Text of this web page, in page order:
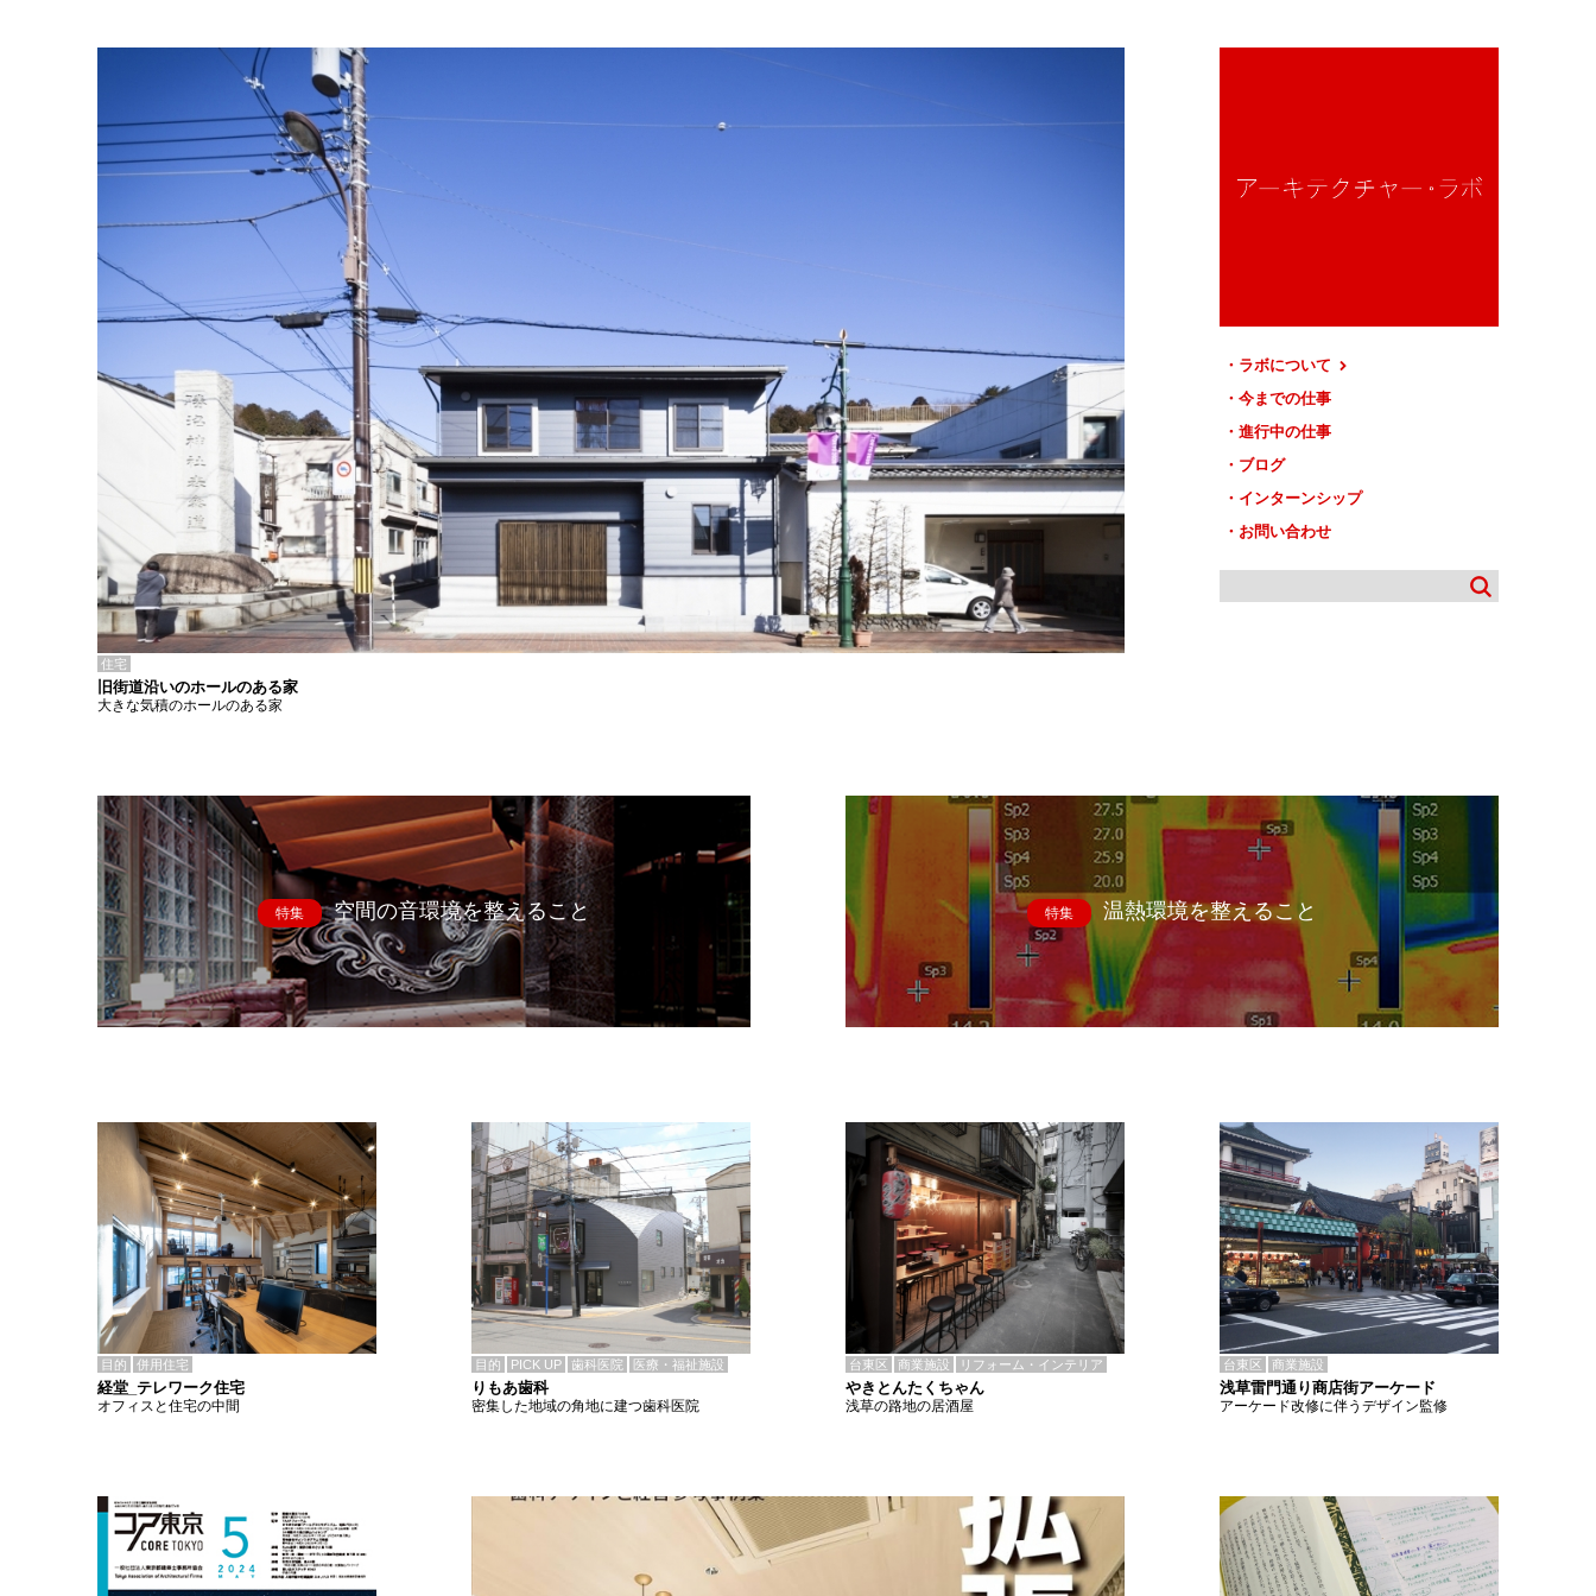
ラボについて
今までの仕事
進行中の仕事
ブログ
インターンシップ
お問い合わせ
住宅
旧街道沿いのホールのある家
大きな気積のホールのある家
特集 空間の音環境を整えること 特集 温熱環境を整えること
目的 併用住宅
経堂_テレワーク住宅
オフィスと住宅の中間
目的 PICK UP 歯科医院 医療・福祉施設
りもあ歯科
密集した地域の角地に建つ歯科医院
台東区 商業施設 リフォーム・インテリア
やきとんたくちゃん
浅草の路地の居酒屋
台東区 商業施設
浅草雷門通り商店街アーケード
アーケード改修に伴うデザイン監修